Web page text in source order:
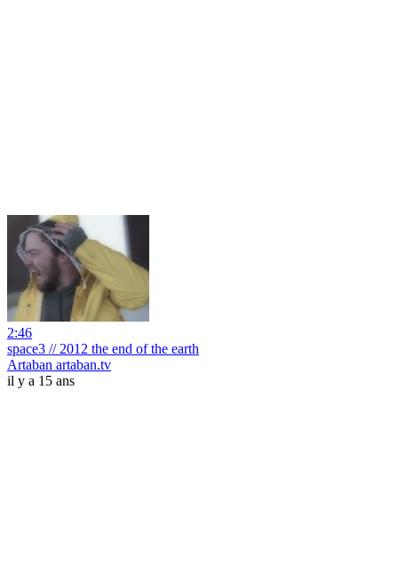
2:46
space3 // 2012 the end of the earth
Artaban artaban.tv
il y a 15 ans